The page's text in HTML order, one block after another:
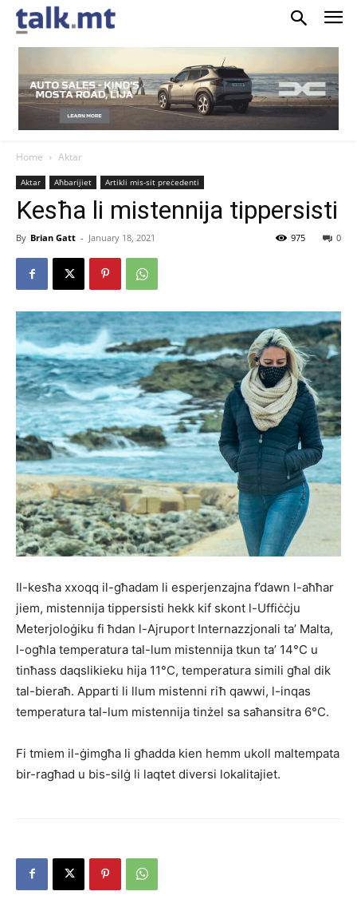
Home Aktar
Aktar Aħbarijiet Artikli mis-sit preċedenti
Kesħa li mistennija tippersisti
By Brian Gatt - January 18, 2021 0
975
Il-kesħa xxoqq il-għadam li esperjenzajna f’dawn l-aħħar
jiem, mistennija tippersisti hekk kif skont l-Uffiċċju
Meterjoloġiku fi ħdan l-Ajruport Internazzjonali ta’ Malta,
l-ogħla temperatura tal-lum mistennija tkun ta’ 14°C u
tinħass daqslikieku hija 11°C, temperatura simili għal dik
tal-bieraħ. Apparti li llum mistenni riħ qawwi, l-inqas
temperatura tal-lum mistennija tinżel sa saħansitra 6°C.
Fi tmiem il-ġimgħa li għadda kien hemm ukoll maltempata
bir-ragħad u bis-silġ li laqtet diversi lokalitajiet.